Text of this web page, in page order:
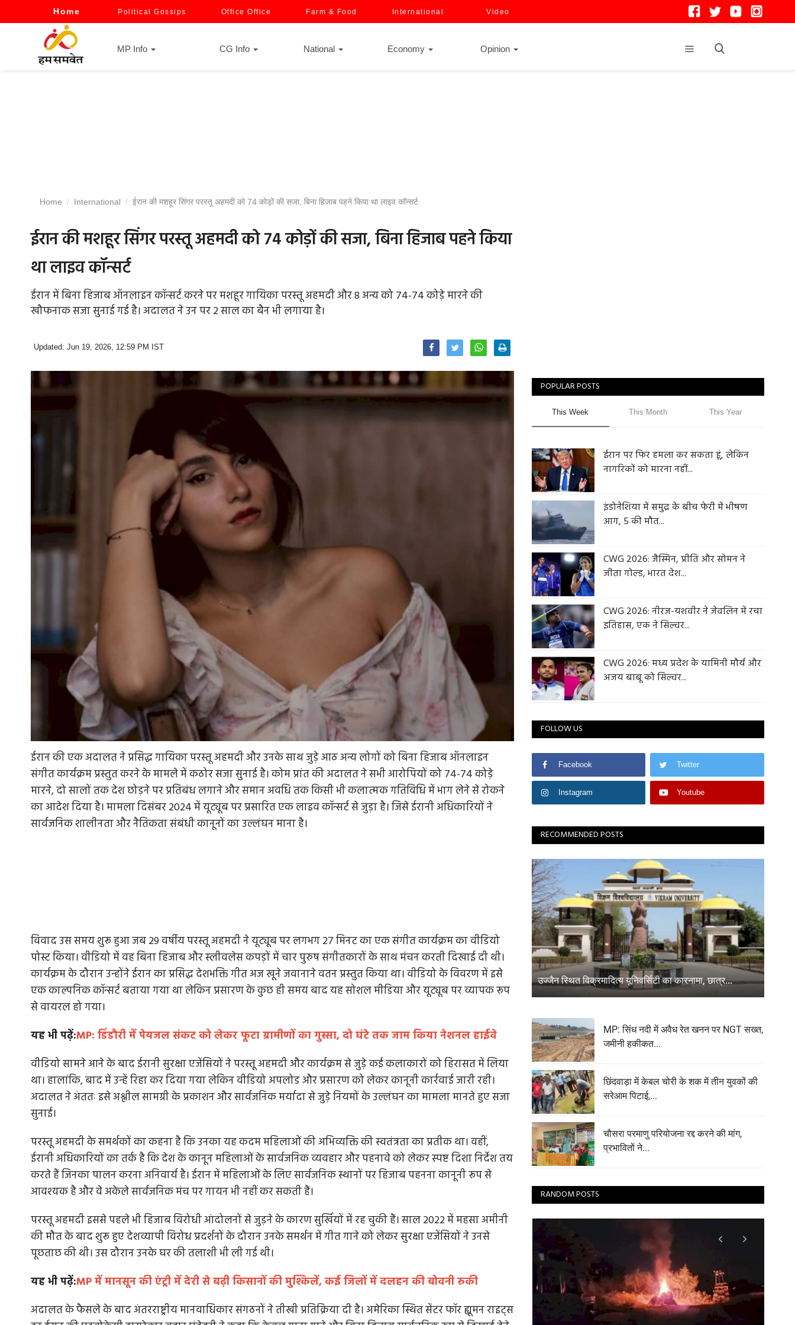
Home Political Gossips Office Office Farm & Food International Video
MP Info CG Info National Economy Opinion
Home International ईरान की मशहूर सिंगर परस्तू अहमदी को 74 कोड़ों की सजा, बिना हिजाब पहने किया था लाइव कॉन्सर्ट
ईरान की मशहूर सिंगर परस्तू अहमदी को 74 कोड़ों की सजा, बिना हिजाब पहने किया
था लाइव कॉन्सर्ट
ईरान में बिना हिजाब ऑनलाइन कॉन्सर्ट करने पर मशहूर गायिका परस्तू अहमदी और 8 अन्य को 74-74 कोड़े मारने की
खौफनाक सजा सुनाई गई है। अदालत ने उन पर 2 साल का बैन भी लगाया है।
Updated: Jun 19, 2026, 12:59 PM IST
ईरान की एक अदालत ने प्रसिद्ध गायिका परस्तू अहमदी और उनके साथ जुड़े आठ अन्य लोगों को बिना हिजाब ऑनलाइन
संगीत कार्यक्रम प्रस्तुत करने के मामले में कठोर सजा सुनाई है। कोम प्रांत की अदालत ने सभी आरोपियों को 74-74 कोड़े
मारने, दो सालों तक देश छोड़ने पर प्रतिबंध लगाने और समान अवधि तक किसी भी कलात्मक गतिविधि में भाग लेने से रोकने
का आदेश दिया है। मामला दिसंबर 2024 में यूट्यूब पर प्रसारित एक लाइव कॉन्सर्ट से जुड़ा है। जिसे ईरानी अधिकारियों ने
सार्वजनिक शालीनता और नैतिकता संबंधी कानूनों का उल्लंघन माना है।
विवाद उस समय शुरू हुआ जब 29 वर्षीय परस्तू अहमदी ने यूट्यूब पर लगभग 27 मिनट का एक संगीत कार्यक्रम का वीडियो
पोस्ट किया। वीडियो में वह बिना हिजाब और स्लीवलेस कपड़ों में चार पुरुष संगीतकारों के साथ मंचन करती दिखाई दी थी।
कार्यक्रम के दौरान उन्होंने ईरान का प्रसिद्ध देशभक्ति गीत अज खूने जवानाने वतन प्रस्तुत किया था। वीडियो के विवरण में इसे
एक काल्पनिक कॉन्सर्ट बताया गया था लेकिन प्रसारण के कुछ ही समय बाद यह सोशल मीडिया और यूट्यूब पर व्यापक रूप
से वायरल हो गया।
यह भी पढ़ें:MP: डिंडौरी में पेयजल संकट को लेकर फूटा ग्रामीणों का गुस्सा, दो घंटे तक जाम किया नेशनल हाईवे
वीडियो सामने आने के बाद ईरानी सुरक्षा एजेंसियों ने परस्तू अहमदी और कार्यक्रम से जुड़े कई कलाकारों को हिरासत में लिया
था। हालांकि, बाद में उन्हें रिहा कर दिया गया लेकिन वीडियो अपलोड और प्रसारण को लेकर कानूनी कार्रवाई जारी रही।
अदालत ने अंततः इसे अश्लील सामग्री के प्रकाशन और सार्वजनिक मर्यादा से जुड़े नियमों के उल्लंघन का मामला मानते हुए सजा
सुनाई।
परस्तू अहमदी के समर्थकों का कहना है कि उनका यह कदम महिलाओं की अभिव्यक्ति की स्वतंत्रता का प्रतीक था। वहीं,
ईरानी अधिकारियों का तर्क है कि देश के कानून महिलाओं के सार्वजनिक व्यवहार और पहनावे को लेकर स्पष्ट दिशा निर्देश तय
करते हैं जिनका पालन करना अनिवार्य है। ईरान में महिलाओं के लिए सार्वजनिक स्थानों पर हिजाब पहनना कानूनी रूप से
आवश्यक है और वे अकेले सार्वजनिक मंच पर गायन भी नहीं कर सकती हैं।
परस्तू अहमदी इससे पहले भी हिजाब विरोधी आंदोलनों से जुड़ने के कारण सुर्खियों में रह चुकी हैं। साल 2022 में महसा अमीनी
की मौत के बाद शुरू हुए देशव्यापी विरोध प्रदर्शनों के दौरान उनके समर्थन में गीत गाने को लेकर सुरक्षा एजेंसियों ने उनसे
पूछताछ की थी। उस दौरान उनके घर की तलाशी भी ली गई थी।
यह भी पढ़ें:MP में मानसून की एंट्री में देरी से बढ़ी किसानों की मुश्किलें, कई जिलों में दलहन की बोवनी रुकी
अदालत के फैसले के बाद अंतरराष्ट्रीय मानवाधिकार संगठनों ने तीखी प्रतिक्रिया दी है। अमेरिका स्थित सेंटर फॉर ह्यूमन राइट्स
POPULAR POSTS
This Week This Month This Year
ईरान पर फिर हमला कर सकता हूं, लेकिन
नागरिकों को मारना नहीं...
इंडोनेशिया में समुद्र के बीच फेरी में भीषण
आग, 5 की मौत...
CWG 2026: जैस्मिन, प्रीति और सोमन ने
जीता गोल्ड, भारत देश...
CWG 2026: नीरज-यशवीर ने जेवलिन में रचा
इतिहास, एक ने सिल्वर...
CWG 2026: मध्य प्रदेश के यामिनी मौर्य और
अजय बाबू को सिल्वर...
FOLLOW US
Facebook Twitter
Instagram Youtube
RECOMMENDED POSTS
उज्जैन स्थित विक्रमादित्य यूनिवर्सिटी का कारनामा, छात्र...
MP: सिंध नदी में अवैध रेत खनन पर NGT सख्त,
जमीनी हकीकत...
छिंदवाड़ा में केबल चोरी के शक में तीन युवकों की
सरेआम पिटाई,...
चौसरा परमाणु परियोजना रद्द करने की मांग,
प्रभावितों ने...
RANDOM POSTS